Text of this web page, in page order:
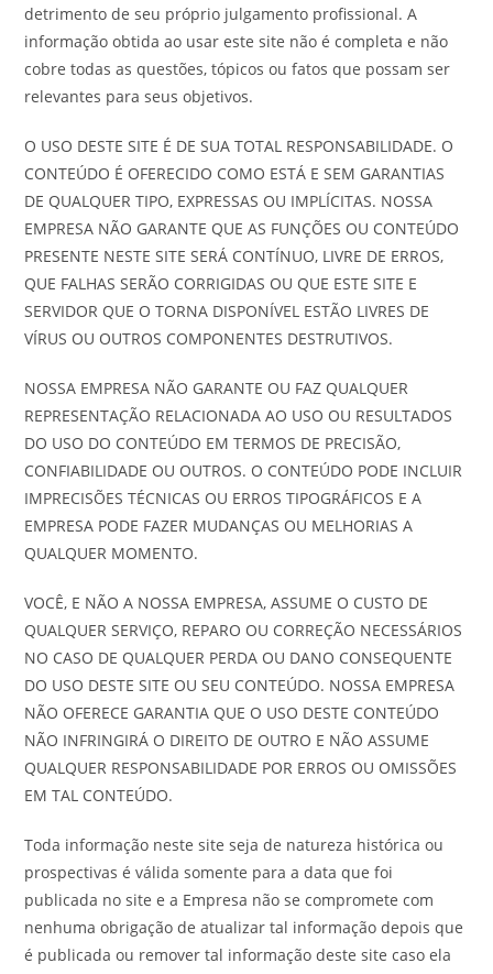
detrimento de seu próprio julgamento profissional. A
informação obtida ao usar este site não é completa e não
cobre todas as questões, tópicos ou fatos que possam ser
relevantes para seus objetivos.
O USO DESTE SITE É DE SUA TOTAL RESPONSABILIDADE. O
CONTEÚDO É OFERECIDO COMO ESTÁ E SEM GARANTIAS
DE QUALQUER TIPO, EXPRESSAS OU IMPLÍCITAS. NOSSA
EMPRESA NÃO GARANTE QUE AS FUNÇÕES OU CONTEÚDO
PRESENTE NESTE SITE SERÁ CONTÍNUO, LIVRE DE ERROS,
QUE FALHAS SERÃO CORRIGIDAS OU QUE ESTE SITE E
SERVIDOR QUE O TORNA DISPONÍVEL ESTÃO LIVRES DE
VÍRUS OU OUTROS COMPONENTES DESTRUTIVOS.
NOSSA EMPRESA NÃO GARANTE OU FAZ QUALQUER
REPRESENTAÇÃO RELACIONADA AO USO OU RESULTADOS
DO USO DO CONTEÚDO EM TERMOS DE PRECISÃO,
CONFIABILIDADE OU OUTROS. O CONTEÚDO PODE INCLUIR
IMPRECISÕES TÉCNICAS OU ERROS TIPOGRÁFICOS E A
EMPRESA PODE FAZER MUDANÇAS OU MELHORIAS A
QUALQUER MOMENTO.
VOCÊ, E NÃO A NOSSA EMPRESA, ASSUME O CUSTO DE
QUALQUER SERVIÇO, REPARO OU CORREÇÃO NECESSÁRIOS
NO CASO DE QUALQUER PERDA OU DANO CONSEQUENTE
DO USO DESTE SITE OU SEU CONTEÚDO. NOSSA EMPRESA
NÃO OFERECE GARANTIA QUE O USO DESTE CONTEÚDO
NÃO INFRINGIRÁ O DIREITO DE OUTRO E NÃO ASSUME
QUALQUER RESPONSABILIDADE POR ERROS OU OMISSÕES
EM TAL CONTEÚDO.
Toda informação neste site seja de natureza histórica ou
prospectivas é válida somente para a data que foi
publicada no site e a Empresa não se compromete com
nenhuma obrigação de atualizar tal informação depois que
é publicada ou remover tal informação deste site caso ela